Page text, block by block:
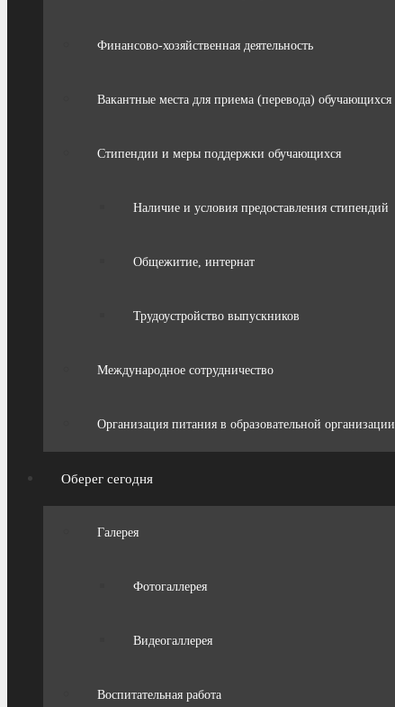
Финансово-хозяйственная деятельность
Вакантные места для приема (перевода) обучающихся
Стипендии и меры поддержки обучающихся
Наличие и условия предоставления стипендий
Общежитие, интернат
Трудоустройство выпускников
Международное сотрудничество
Организация питания в образовательной организации
Оберег сегодня
Галерея
Фотогаллерея
Видеогаллерея
Воспитательная работа